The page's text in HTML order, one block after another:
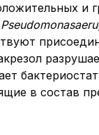
и
Pseudomonas
в состав